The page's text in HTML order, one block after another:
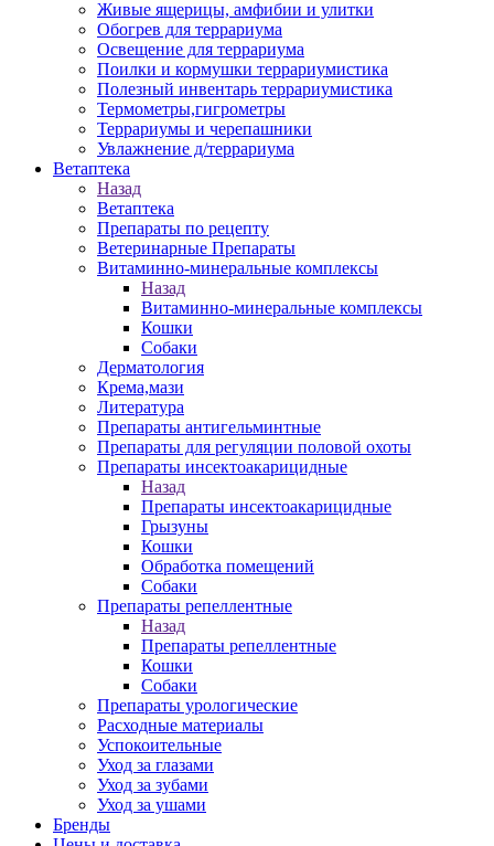
Живые ящерицы, амфибии и улитки
Обогрев для террариума
Освещение для террариума
Поилки и кормушки террариумистика
Полезный инвентарь террариумистика
Термометры,гигрометры
Террариумы и черепашники
Увлажнение д/террариума
Ветаптека
Назад
Ветаптека
Препараты по рецепту
Ветеринарные Препараты
Витаминно-минеральные комплексы
Назад
Витаминно-минеральные комплексы
Кошки
Собаки
Дерматология
Крема,мази
Литература
Препараты антигельминтные
Препараты для регуляции половой охоты
Препараты инсектоакарицидные
Назад
Препараты инсектоакарицидные
Грызуны
Кошки
Обработка помещений
Собаки
Препараты репеллентные
Назад
Препараты репеллентные
Кошки
Собаки
Препараты урологические
Расходные материалы
Успокоительные
Уход за глазами
Уход за зубами
Уход за ушами
Бренды